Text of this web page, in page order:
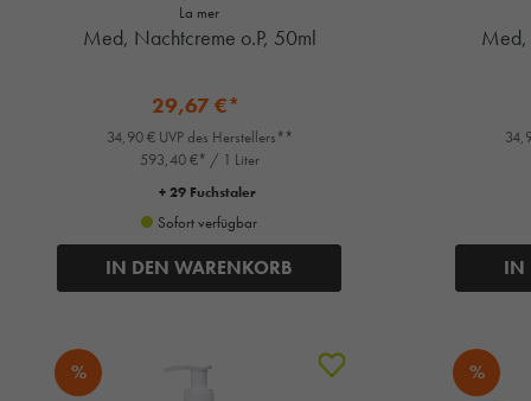
La mer
Med, Nachtcreme o.P, 50ml
29,67 €*
34,90 € UVP des Herstellers**
593,40 €* / 1 Liter
+ 29 Fuchstaler
Sofort verfügbar
IN DEN WARENKORB
Med,
IN
% %